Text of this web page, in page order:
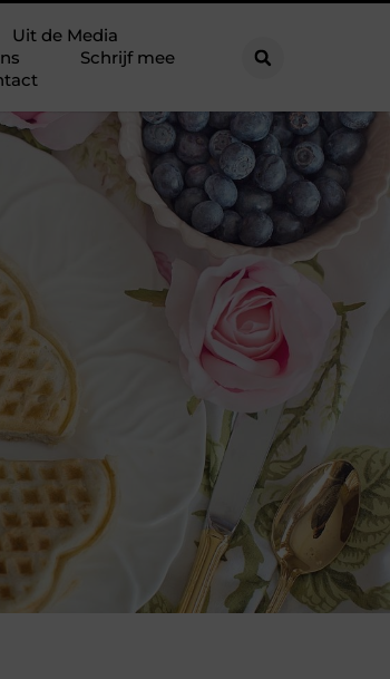
Uit de Media
Schrijf mee